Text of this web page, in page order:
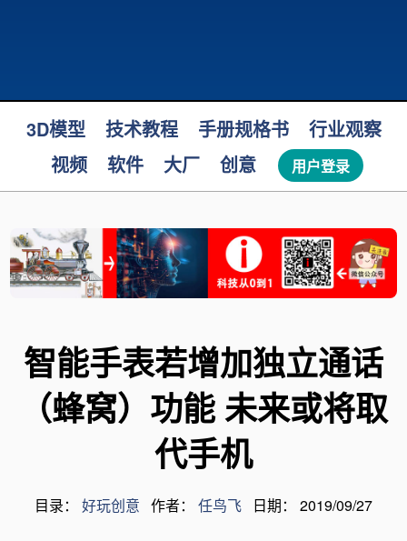
3D模型 技术教程 手册规格书
行业观察
视频
软件 大厂 创意 用户登录
智能手表若增加独立通话
（蜂窝）功能 未来或将取
代手机
目录： 好玩创意 作者： 任鸟飞 日期： 2019/09/27